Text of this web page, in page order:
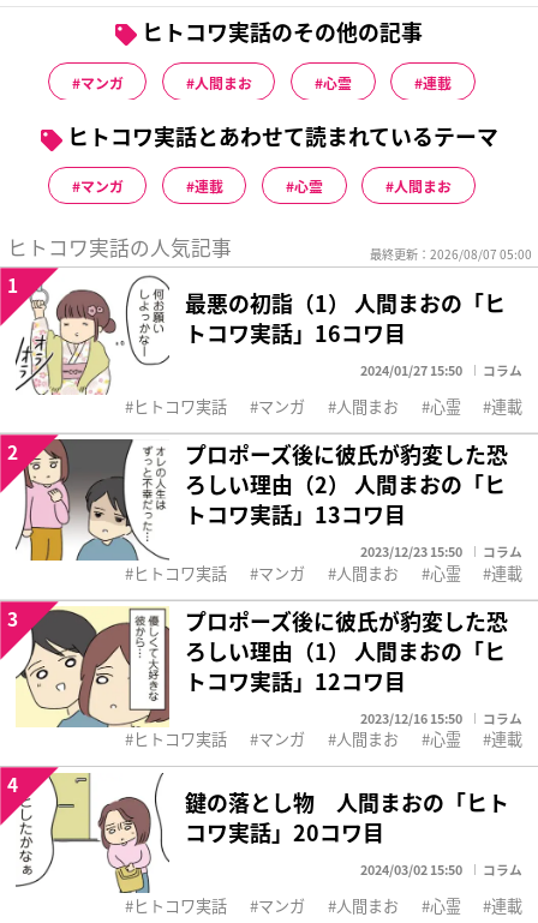
ヒトコワ実話のその他の記事
マンガ 人間まお 心霊 連載
ヒトコワ実話とあわせて読まれているテーマ
マンガ 連載 心霊 人間まお
ヒトコワ実話の人気記事 最終更新：2026/08/07 05:00
最悪の初詣（1） 人間まおの「ヒ
トコワ実話」16コワ目
2024/01/27 15:50 コラム
1
ヒトコワ実話 マンガ 人間まお 心霊 連載
プロポーズ後に彼氏が豹変した恐
ろしい理由（2） 人間まおの「ヒ
トコワ実話」13コワ目
2023/12/23 15:50 コラム
2
ヒトコワ実話 マンガ 人間まお 心霊 連載
プロポーズ後に彼氏が豹変した恐
ろしい理由（1） 人間まおの「ヒ
トコワ実話」12コワ目
2023/12/16 15:50 コラム
3
ヒトコワ実話 マンガ 人間まお 心霊 連載
鍵の落とし物 人間まおの「ヒト
コワ実話」20コワ目
2024/03/02 15:50 コラム
4
ヒトコワ実話 マンガ 人間まお 心霊 連載